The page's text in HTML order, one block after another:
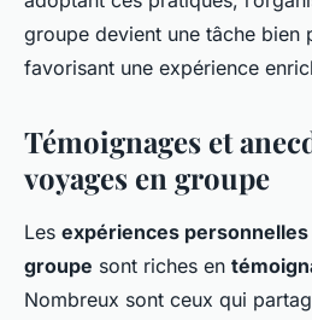
groupe devient une tâche bien
favorisant une expérience
Témoignages et
voyages en groupe
Les expériences personnelles
groupe sont riches en
Nombreux sont ceux qui